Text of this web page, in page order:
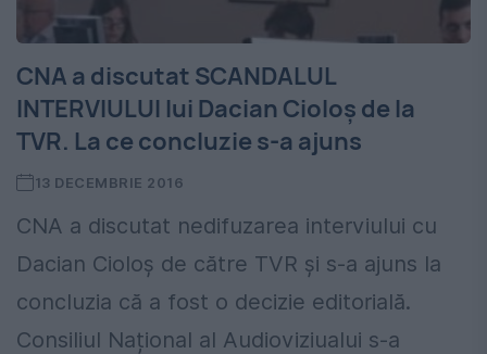
CNA a discutat SCANDALUL
INTERVIULUI lui Dacian Cioloș de la
TVR. La ce concluzie s-a ajuns
13 DECEMBRIE 2016
CNA a discutat nedifuzarea interviului cu
Dacian Cioloș de către TVR și s-a ajuns la
concluzia că a fost o decizie editorială.
Consiliul Național al Audioviziualui s-a